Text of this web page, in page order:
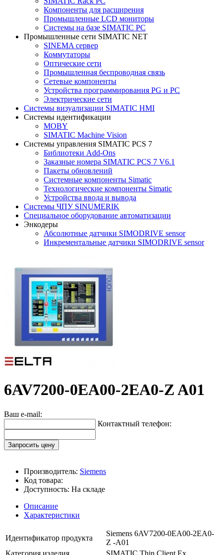
Компоненты для расширения
Промышленные LCD мониторы
Системы на базе SIMATIC PC
Промышленные сети SIMATIC NET
SINEMA сервер
Коммутаторы
Оптические сети
Промышленная беспроводная связь
Сетевые компоненты
Устройства программирования PG и PC
Электрические сети
Системы визуализации SIMATIC HMI
Системы идентификации
MOBY
SIMATIC Machine Vision
Системы управления SIMATIC PCS 7
Библиотеки Add-Ons
Заказные номера SIMATIC PCS 7 V6.1
Пакеты обновлений
Системные компоненты Simatic
Технологические компоненты Simatic
Устройства ввода и вывода
Системы ЧПУ SINUMERIK
Специальное оборудование автоматизации
Энкодеры
Абсолютные датчики SIMODRIVE sensor
Инкрементальные датчики SIMODRIVE sensor
6AV7200-0EA00-2EA0-Z A01
Ваш e-mail:
Контактный телефон:
Запросить цену
Производитель: Siemens
Код товара:
Доступность: На складе
Описание
Характеристики
Идентификатор продукта
Siemens 6AV7200-0EA00-2EA0-
Z -A01
Категория изделия
SIMATIC Thin Client Ex